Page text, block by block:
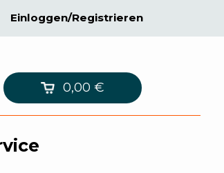
Einloggen/Registrieren
0,00 €